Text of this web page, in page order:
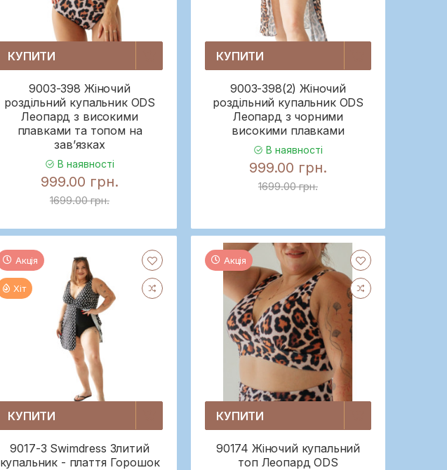
КУПИТИ
9003-398 Жіночий
роздільний купальник ODS
Леопард з високими
плавками та топом на
зав’язках
В наявності
999.00 грн.
1699.00 грн.
КУПИТИ
9003-398(2) Жіночий
роздільний купальник ODS
Леопард з чорними
високими плавками
В наявності
999.00 грн.
1699.00 грн.
Акція
Хіт
КУПИТИ
9017-3 Swimdress Злитий
купальник - плаття Горошок
Акція
КУПИТИ
90174 Жіночий купальний
топ Леопард ODS